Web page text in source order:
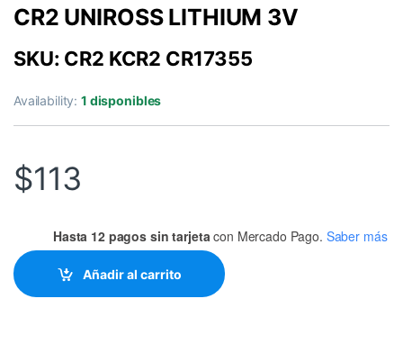
CR2 UNIROSS LITHIUM 3V
SKU: CR2 KCR2 CR17355
Availability:1 disponibles
$113
Hasta 12 pagos sin tarjeta con Mercado Pago. Saber más
Añadir al carrito